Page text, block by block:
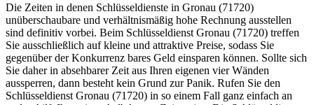
Die Zeiten in denen Schlüsseldienste in Gronau (71720)
unüberschaubare und verhältnismäßig hohe Rechnung ausstellen
sind definitiv vorbei. Beim Schlüsseldienst Gronau (71720) treffen
Sie ausschließlich auf kleine und attraktive Preise, sodass Sie
gegenüber der Konkurrenz bares Geld einsparen können. Sollte sich
Sie daher in absehbarer Zeit aus Ihren eigenen vier Wänden
aussperren, dann besteht kein Grund zur Panik. Rufen Sie den
Schlüsseldienst Gronau (71720) in so einem Fall ganz einfach an